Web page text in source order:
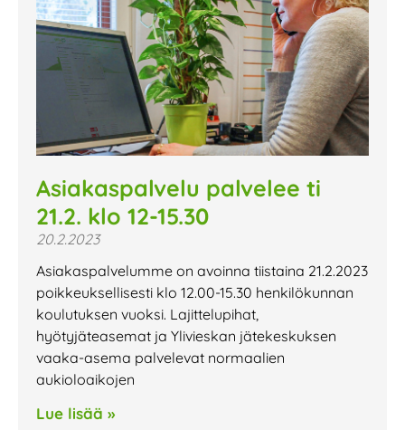
Asiakaspalvelu palvelee ti
21.2. klo 12-15.30
20.2.2023
Asiakaspalvelumme on avoinna tiistaina 21.2.2023
poikkeuksellisesti klo 12.00-15.30 henkilökunnan
koulutuksen vuoksi. Lajittelupihat,
hyötyjäteasemat ja Ylivieskan jätekeskuksen
vaaka-asema palvelevat normaalien
aukioloaikojen
Lue lisää »